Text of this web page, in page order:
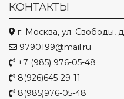
КОНТАКТЫ
г. Москва, ул. Свободы,
9790199@mail.ru
+7 (985) 976-05-48
8(926)645-29-11
8(985)976-05-48